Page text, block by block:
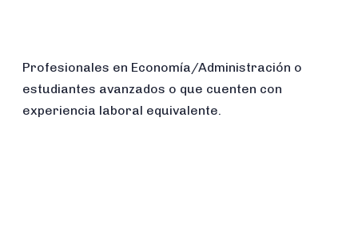
Profesionales en Economía/Administración o
estudiantes avanzados o que cuenten con
experiencia laboral equivalente.